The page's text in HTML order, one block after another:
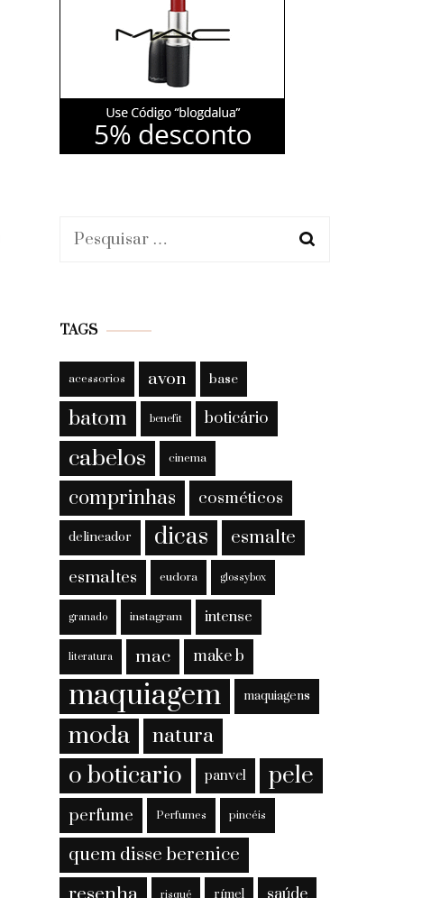
Pesquisar
TAGS
acessorios avon base
batom benefit boticário
cabelos cinema
comprinhas cosméticos
delineador dicas esmalte
esmaltes eudora glossybox
granado instagram intense
literatura mac make b
maquiagem maquiagens
moda natura
o boticario panvel pele
perfume Perfumes pincéis
quem disse berenice
risqué rímel